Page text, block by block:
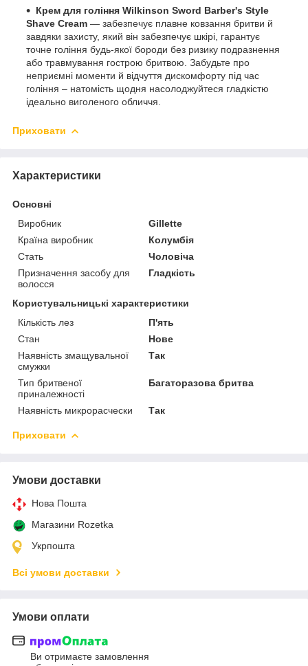
Крем для гоління Wilkinson Sword Barber's Style
Shave Cream — забезпечує плавне ковзання бритви й
завдяки захисту, який він забезпечує шкірі, гарантує
точне гоління будь-якої бороди без ризику подразнення
або травмування гострою бритвою. Забудьте про
неприємні моменти й відчуття дискомфорту під час
гоління – натомість щодня насолоджуйтеся гладкістю
ідеально виголеного обличчя.
Приховати
Характеристики
Основні
Виробник
Gillette
Країна виробник
Колумбія
Стать
Чоловіча
Призначення засобу для
волосся
Гладкість
Користувальницькі характеристики
Кількість лез
П'ять
Стан
Нове
Наявність змащувальної
смужки
Так
Тип бритвеної
приналежності
Багаторазова бритва
Наявність микрорасчески Так
Приховати
Умови доставки
Нова Пошта
Магазини Rozetka
Укрпошта
Всі умови доставки
Умови оплати
Ви отримаєте замовлення